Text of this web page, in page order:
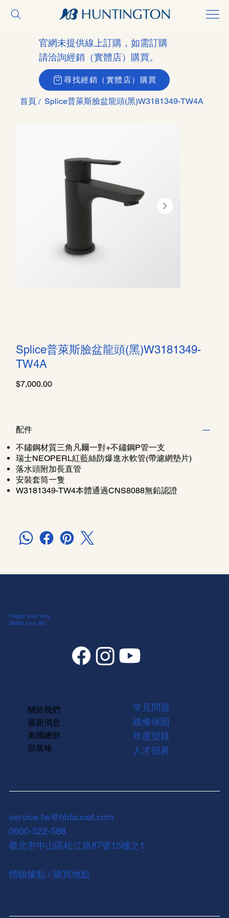
首頁 / Splice普萊斯臉盆龍頭(黑)W3181349-TW4A
Splice普萊斯臉盆龍頭(黑)W3181349-
TW4A
價
格
$7,000.00
配件
不鏽鋼材質三角凡爾一對+不鏽鋼P管一支
瑞士NEOPERL紅藍絲防爆進水軟管(帶濾網墊片)
落水頭附加長直管
安裝套筒一隻
W3181349-TW4本體通過CNS8088無鉛認證
官網未提供線上訂購，如需訂購
請洽詢經銷（實體店）購買。
尋找經銷（實體店）購買
service.tw@hbfaucet.com
0800-522-588
臺北市中山區松江路87號15樓之1
體驗據點 / 購買地點
Happy your way,
Better your life
關於我們
最新消息
美國總部
部落格
常見問題
維修保固
年度型錄
人才招募